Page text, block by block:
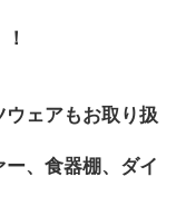
ェアもお取り扱
、食器棚、ダイ